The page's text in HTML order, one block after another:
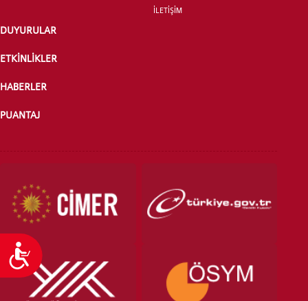
Ulaşılabilirlik
ÖNLİSANS ve
İLETİŞİM
DUYURULAR
ETKİNLİKLER
HABERLER
PUANTAJ